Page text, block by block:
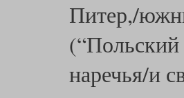
Питер,/
(“Польский
наречья/и